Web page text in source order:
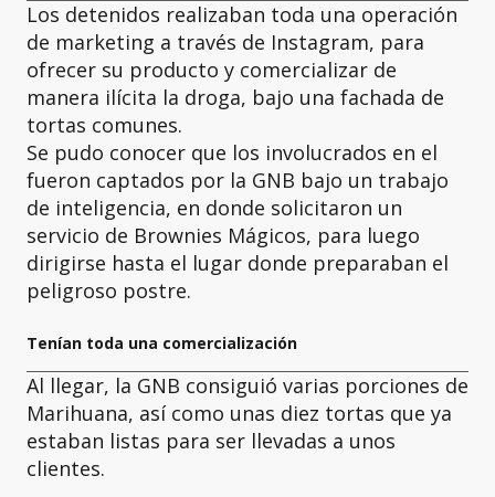
Los detenidos realizaban toda una operación
de marketing a través de Instagram, para
ofrecer su producto y comercializar de
manera ilícita la droga, bajo una fachada de
tortas comunes.
Se pudo conocer que los involucrados en el
fueron captados por la GNB bajo un trabajo
de inteligencia, en donde solicitaron un
servicio de Brownies Mágicos, para luego
dirigirse hasta el lugar donde preparaban el
peligroso postre.
Tenían toda una comercialización
Al llegar, la GNB consiguió varias porciones de
Marihuana, así como unas diez tortas que ya
estaban listas para ser llevadas a unos
clientes.